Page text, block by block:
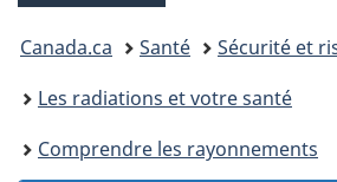
Vous
êtes
ici :
Canada.ca Santé
Sécurité et
Les radiations et votre santé
Comprendre les rayonnements